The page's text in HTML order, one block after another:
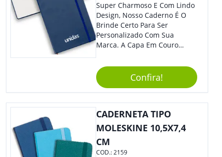
Super Charmoso E Com Lindo
Design, Nosso Caderno É O
Brinde Certo Para Ser
Personalizado Com Sua
Marca. A Capa Em Couro
Elástico Permite Maior
Segurança Ao Carregá-Lo.
Ofereça A Seus Clientes E
Colaboradores, Sem Dúvidas
Eles Irão Adorar.
Confira!
CADERNETA TIPO
MOLESKINE 10,5X7,4
CM
COD.:2159